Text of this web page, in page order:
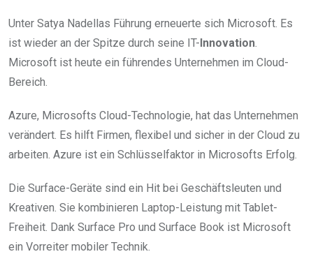
Unter Satya Nadellas Führung erneuerte sich Microsoft. Es
ist wieder an der Spitze durch seine IT-Innovation
Microsoft ist heute ein führendes Unternehmen im Cloud-
Bereich.
Azure, Microsofts Cloud-Technologie, hat das Unternehmen
verändert. Es hilft Firmen, flexibel und sicher in der Cloud zu
arbeiten. Azure ist ein Schlüsselfaktor in Microsofts Erfolg.
Die Surface-Geräte sind ein Hit bei Geschäftsleuten und
Kreativen. Sie kombinieren Laptop-Leistung mit Tablet-
Freiheit. Dank Surface Pro und Surface Book ist Microsoft
ein Vorreiter mobiler Technik.